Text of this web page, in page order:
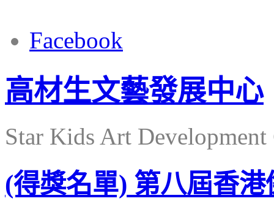
Facebook
高材生文藝發展中心
Star Kids Art
(得獎名單) 第八屆香